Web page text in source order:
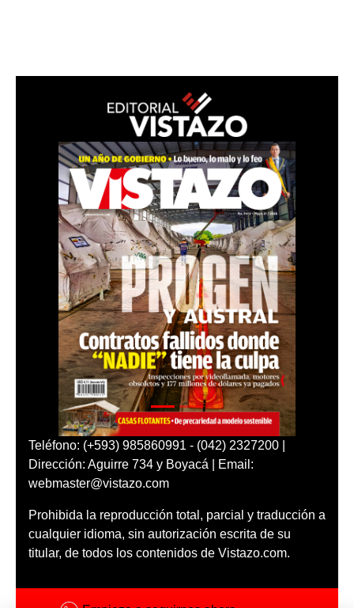
Teléfono: (+593) 985860991 - (042) 2327200 |
Dirección: Aguirre 734 y Boyacá | Email:
webmaster@vistazo.com
Prohibida la reproducción total, parcial y traducción a
cualquier idioma, sin autorización escrita de su
titular, de todos los contenidos de Vistazo.com.